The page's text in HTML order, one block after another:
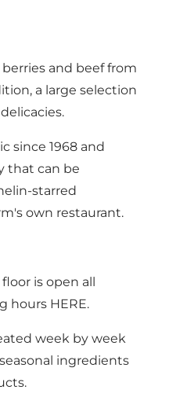
and beef from
a large selection
since 1968 and
that can be
starred
own restaurant.
is open all
hours HERE.
week by week
ingredients